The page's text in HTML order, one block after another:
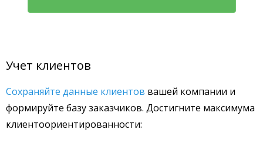
Учет клиентов
Сохраняйте данные клиентов вашей компании и
формируйте базу заказчиков. Достигните максимума
клиентоориентированности: